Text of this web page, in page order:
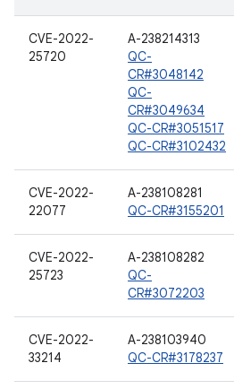
CVE-2022-
25720
A-238214313
QC-
CR#3048142
QC-
CR#3049634
QC-CR#3051517
QC-CR#3102432
CVE-2022-
22077
A-238108281
QC-CR#3155201
CVE-2022-
25723
A-238108282
QC-
CR#3072203
CVE-2022-
33214
A-238103940
QC-CR#3178237